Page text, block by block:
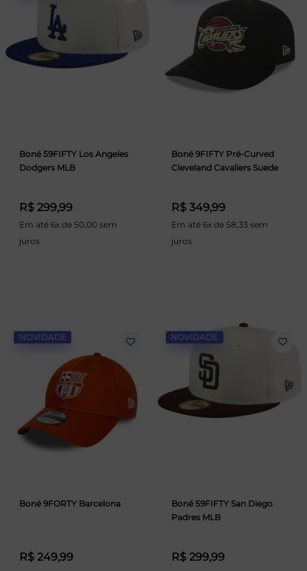
Boné 59FIFTY Los Angeles
Dodgers MLB
R$ 299,99
Em até 6x de 50,00 sem
juros
Boné 9FIFTY Pré-Curved
Cleveland Cavaliers Suede
R$ 349,99
Em até 6x de 58,33 sem
juros
NOVIDADE
Boné 9FORTY Barcelona
R$ 249,99
NOVIDADE
Boné 59FIFTY San Diego
Padres MLB
R$ 299,99